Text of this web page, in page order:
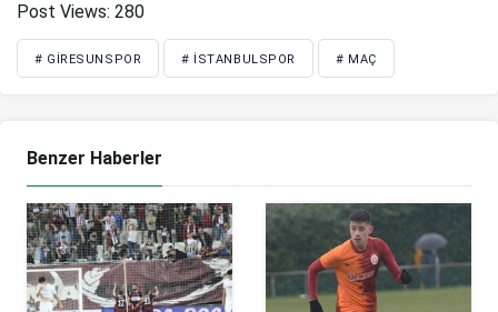
Post Views: 280
# GIRESUNSPOR # İSTANBULSPOR # MAÇ
Benzer Haberler